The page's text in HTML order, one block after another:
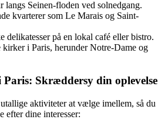
langs Seinen-floden ved solnedgang.
kvarterer som Le Marais og Saint-
delikatesser på en lokal café eller bistro.
kirker i Paris, herunder Notre-Dame og
Skræddersy din oplevelse
aktiviteter at vælge imellem, så du
efter dine interesser: